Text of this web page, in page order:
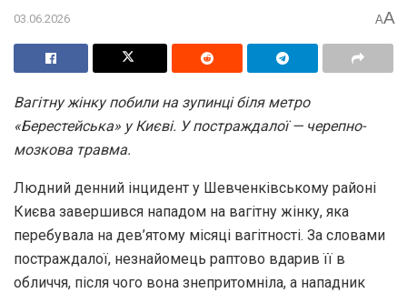
03.06.2026 AA
Вагітну жінку побили на зупинці біля метро
«Берестейська» у Києві. У постраждалої — черепно-
мозкова травма.
Людний денний інцидент у Шевченківському районі
Києва завершився нападом на вагітну жінку, яка
перебувала на дев’ятому місяці вагітності. За словами
постраждалої, незнайомець раптово вдарив її в
обличчя, після чого вона знепритомніла, а нападник